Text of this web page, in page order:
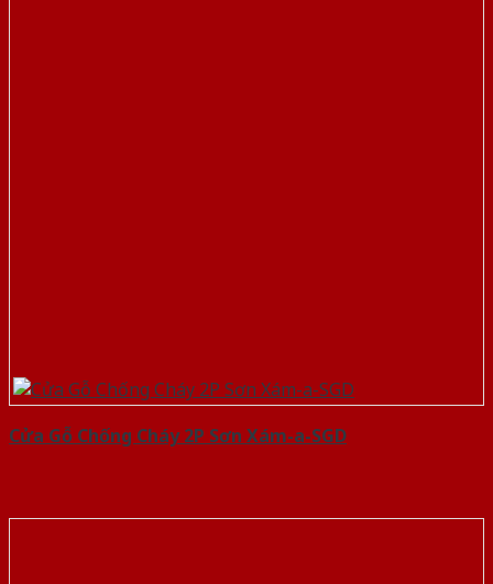
Cửa Gỗ Chống Cháy 2P Sơn Xám-a-SGD